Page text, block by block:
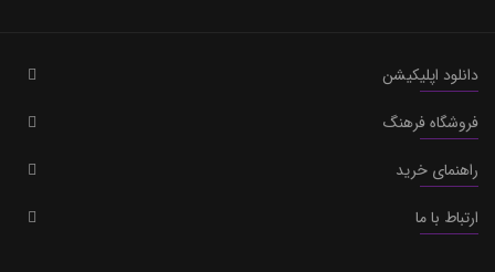
دانلود اپلیکیشن
فروشگاه فرهنگ
راهنمای خرید
ارتباط با ما